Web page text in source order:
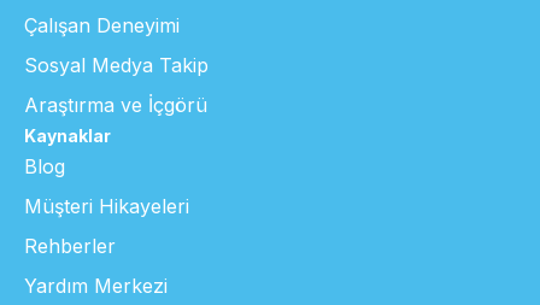
Çalışan Deneyimi
Sosyal Medya Takip
Araştırma ve İçgörü
Kaynaklar
Blog
Müşteri Hikayeleri
Rehberler
Yardım Merkezi